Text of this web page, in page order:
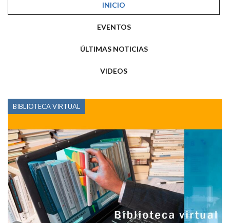
INICIO
EVENTOS
ÚLTIMAS NOTICIAS
VIDEOS
BIBLIOTECA VIRTUAL